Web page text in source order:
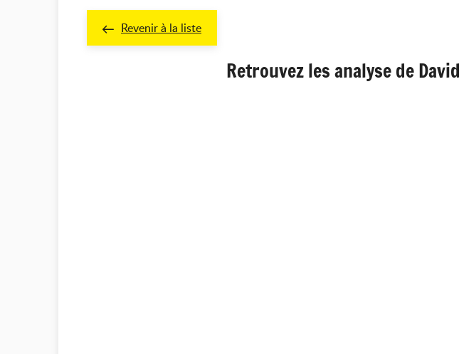
Revenir à la liste
Retrouvez les analyse de